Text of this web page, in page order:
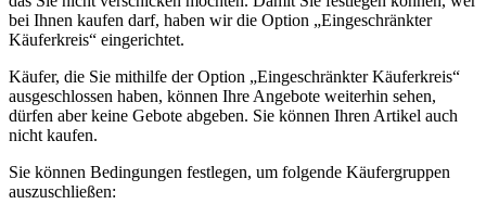
bei Ihnen kaufen darf, haben wir die Option „Eingeschränkter
Käuferkreis“ eingerichtet.
Käufer, die Sie mithilfe der Option „Eingeschränkter Käuferkreis“
ausgeschlossen haben, können Ihre Angebote weiterhin sehen,
dürfen aber keine Gebote abgeben. Sie können Ihren Artikel auch
nicht kaufen.
Sie können Bedingungen festlegen, um folgende Käufergruppen
auszuschließen: